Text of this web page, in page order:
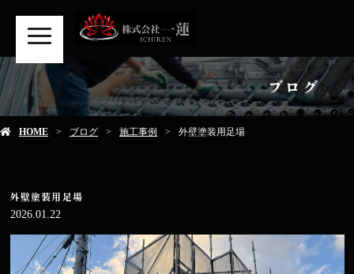
ブログ
HOME ブログ 施工事例 外壁塗装用足場
外壁塗装用足場
2026.01.22